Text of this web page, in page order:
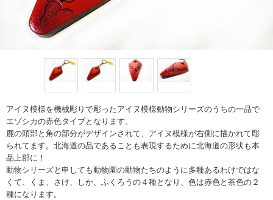
アイヌ模様を機械彫りで彫ったアイヌ模様動物シリーズのうちの一品で
エゾシカの赤色タイプとなります。
鹿の頭部と角の部分がデザインされて、アイヌ模様が右側に描かれて彫
られてます。北海道の品であることも表現するために北海道の形状も本
品上部に！
動物シリーズと申しても動物園の動物たちのように多種あるわけではな
くて、くま、さけ、しか、ふくろうの４種となり、色は赤色と茶色の２
種になります。